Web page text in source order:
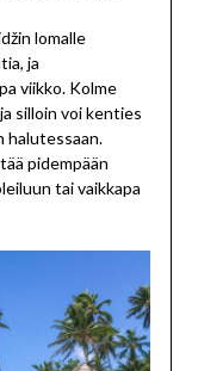
lomalle
ja
viikko. Kolme
silloin voi kenties
halutessaan.
pidempään
tai vaikkapa